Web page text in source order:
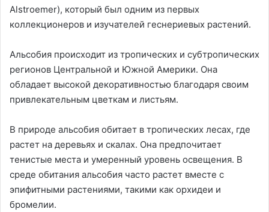
Alstroemer), который был одним из первых
коллекционеров и изучателей геснериевых растений.
Альсобия происходит из тропических и субтропических
регионов Центральной и Южной Америки. Она
обладает высокой декоративностью благодаря своим
привлекательным цветкам и листьям.
В природе альсобия обитает в тропических лесах, где
растет на деревьях и скалах. Она предпочитает
тенистые места и умеренный уровень освещения. В
среде обитания альсобия часто растет вместе с
эпифитными растениями, такими как орхидеи и
бромелии.